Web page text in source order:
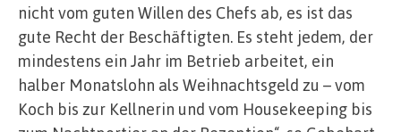
nicht vom guten Willen des Chefs ab, es ist das
gute Recht der Beschäftigten. Es steht jedem, der
mindestens ein Jahr im Betrieb arbeitet, ein
halber Monatslohn als Weihnachtsgeld zu – vom
Koch bis zur Kellnerin und vom Housekeeping bis